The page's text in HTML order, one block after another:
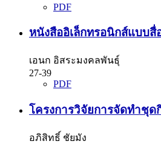
PDF
หนังสืออิเล็กทรอนิกส์แบบ
เอนก อิสระมงคลพันธุ์
27-39
PDF
โครงการวิจัยการจัดทำชุด
อภิสิทธิ์ ชัยมัง